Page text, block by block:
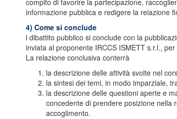
compito di favorire la partecipazione,
informazione pubblica e redigere la relazione
4) Come si conclude
l dibattito pubblico si conclude con la
inviata al proponente IRCCS ISMETT s.r.l.,
La relazione conclusiva conterrà
la descrizione delle attività svolte nel
la sintesi dei temi, in modo imparziale,
la descrizione delle questioni aperte e
concedente di prendere posizione nella
accoglimento.